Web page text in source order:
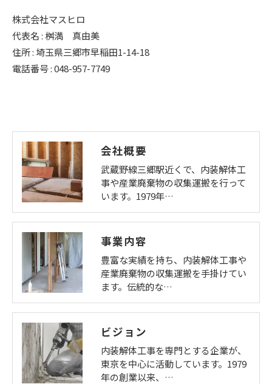
株式会社マスヒロ
代表名 : 桝満 真由美
住所 : 埼玉県三郷市早稲田1-14-18
電話番号 : 048-957-7749
会社概要
武蔵野線三郷駅近くで、内装解体工
事や産業廃棄物の収集運搬を行って
います。1979年…
事業内容
豊富な実績を持ち、内装解体工事や
産業廃棄物の収集運搬を手掛けてい
ます。伝統的な…
ビジョン
内装解体工事を専門とする企業が、
東京を中心に活動しています。1979
年の創業以来、…